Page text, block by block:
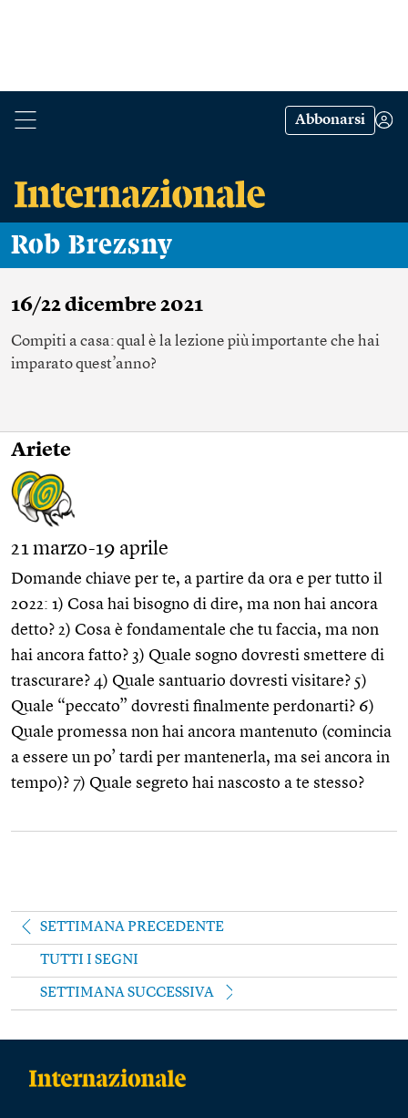
Abbonarsi
Rob Brezsny
16/22 dicembre 2021
Compiti a casa: qual è la lezione più importante che hai
imparato quest’anno?
Ariete
21 marzo-19 aprile
Domande chiave per te, a partire da ora e per tutto il
2022: 1) Cosa hai bisogno di dire, ma non hai ancora
detto? 2) Cosa è fondamentale che tu faccia, ma non
hai ancora fatto? 3) Quale sogno dovresti smettere di
trascurare? 4) Quale santuario dovresti visitare? 5)
Quale “peccato” dovresti finalmente perdonarti? 6)
Quale promessa non hai ancora mantenuto (comincia
a essere un po’ tardi per mantenerla, ma sei ancora in
tempo)? 7) Quale segreto hai nascosto a te stesso?
SETTIMANA PRECEDENTE
TUTTI I SEGNI
SETTIMANA SUCCESSIVA